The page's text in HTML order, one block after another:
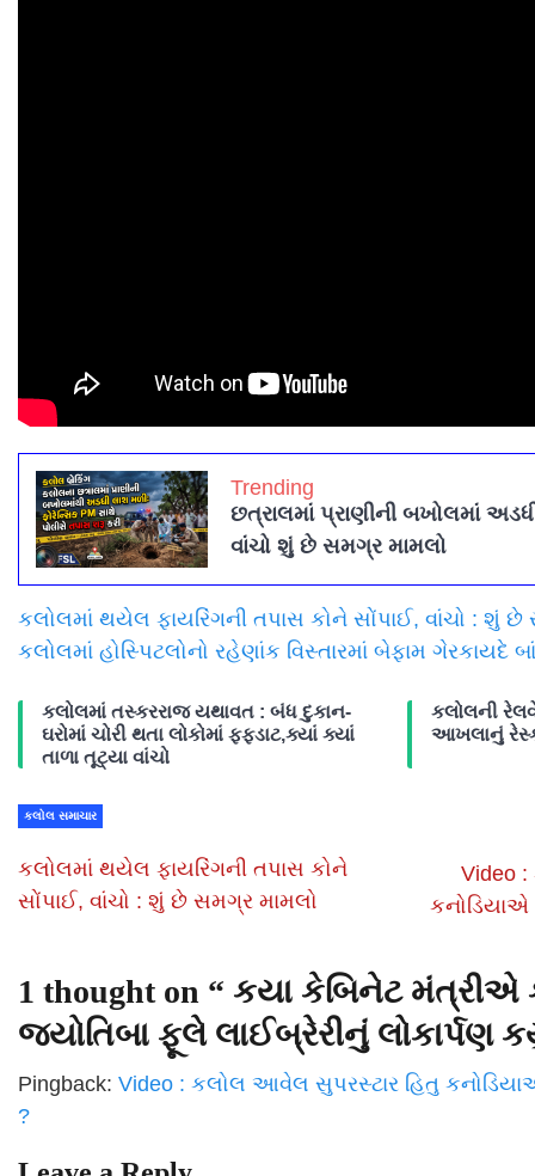
Trending
છત્રાલમાં પ્રાણીની બખોલમાં
વાંચો શું છે સમગ્ર મામલો
કલોલમાં થયેલ ફાયરિંગની તપાસ કોને સોંપાઈ, વાંચો : શું
કલોલમાં હોસ્પિટલોનો રહેણાંક વિસ્તારમાં બેફામ ગેરકાયદે
કલોલમાં તસ્કરરાજ યથાવત : બંધ દુકાન-
ઘરોમાં ચોરી થતા લોકોમાં ફફડાટ,ક્યાં ક્યાં
તાળા તૂટ્યા વાંચો
કલોલની
આખલાનું
કલોલ સમાચાર
કલોલમાં થયેલ ફાયરિંગની તપાસ કોને
સોંપાઈ, વાંચો : શું છે સમગ્ર મામલો
Video
1 thought on “ કયા કેબિનેટ મંત્રીએ
જ્યોતિબા ફૂલે લાઈબ્રેરીનું લોકાર્પણ
Pingback: Video : કલોલ આવેલ સુપરસ્ટાર હિતુ
?